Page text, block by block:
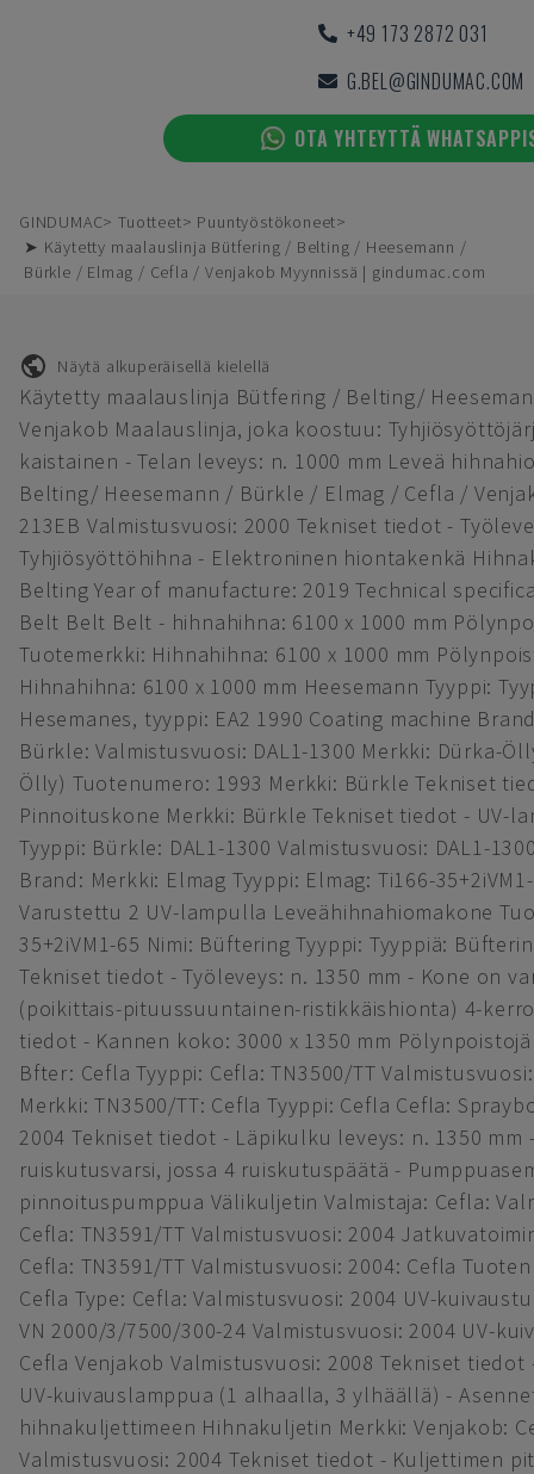
+49 173 2872 031
G.BEL@GINDUMAC.COM
OTA YHTEYTTÄ
GINDUMAC Tuotteet
Puuntyöstökoneet
➤ Käytetty maalauslinja Bütfering / Belting / Heesemann /
Bürkle / Elmag / Cefla / Venjakob Myynnissä | gindumac.com
Näytä alkuperäisellä kielellä
Käytetty maalauslinja Bütfering / Belting/
Venjakob Maalauslinja, joka koostuu:
kaistainen - Telan leveys: n. 1000 mm Leveä
Belting/ Heesemann / Bürkle / Elmag / Cefla /
213EB Valmistusvuosi: 2000 Tekniset tiedot -
Tyhjiösyöttöhihna - Elektroninen hiontakenkä
Belting Year of manufacture: 2019 Technical
Belt Belt Belt - hihnahihna: 6100 x 1000 mm
Tuotemerkki: Hihnahihna: 6100 x 1000 mm
Hihnahihna: 6100 x 1000 mm Heesemann Tyyppi:
Hesemanes, tyyppi: EA2 1990 Coating machine
Bürkle: Valmistusvuosi: DAL1-1300 Merkki: Dürka-
Ölly) Tuotenumero: 1993 Merkki: Bürkle Tekniset
Pinnoituskone Merkki: Bürkle Tekniset tiedot - UV-
Tyyppi: Bürkle: DAL1-1300 Valmistusvuosi: DAL1-
Brand: Merkki: Elmag Tyyppi: Elmag: Ti166-
Varustettu 2 UV-lampulla Leveähihnahiomakone
35+2iVM1-65 Nimi: Büftering Tyyppi: Tyyppiä:
Tekniset tiedot - Työleveys: n. 1350 mm - Kone on
(poikittais-pituussuuntainen-ristikkäishionta) 4-
tiedot - Kannen koko: 3000 x 1350 mm
Bfter: Cefla Tyyppi: Cefla: TN3500/TT
Merkki: TN3500/TT: Cefla Tyyppi: Cefla Cefla:
2004 Tekniset tiedot - Läpikulku leveys: n. 1350 mm
ruiskutusvarsi, jossa 4 ruiskutuspäätä -
pinnoituspumppua Välikuljetin Valmistaja: Cefla:
Cefla: TN3591/TT Valmistusvuosi: 2004
Cefla: TN3591/TT Valmistusvuosi: 2004: Cefla
Cefla Type: Cefla: Valmistusvuosi: 2004 UV-
VN 2000/3/7500/300-24 Valmistusvuosi: 2004 UV-
Cefla Venjakob Valmistusvuosi: 2008 Tekniset
UV-kuivauslamppua (1 alhaalla, 3 ylhäällä) -
hihnakuljettimeen Hihnakuljetin Merkki: Venjakob:
Valmistusvuosi: 2004 Tekniset tiedot - Kuljettimen